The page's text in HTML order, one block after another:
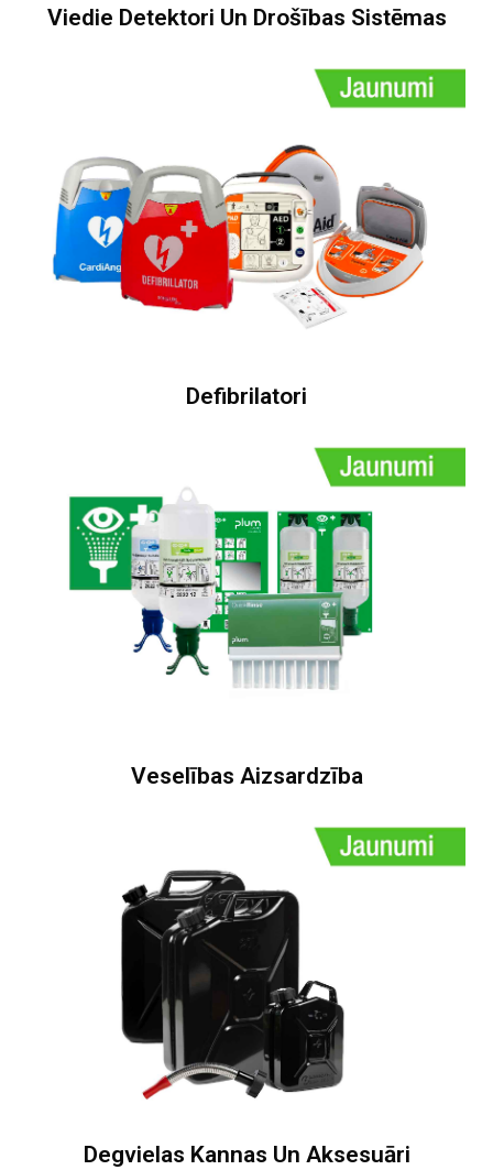
Viedie Detektori Un Drošības Sistēmas
Defibrilatori
Veselības Aizsardzība
Degvielas Kannas Un Aksesuāri